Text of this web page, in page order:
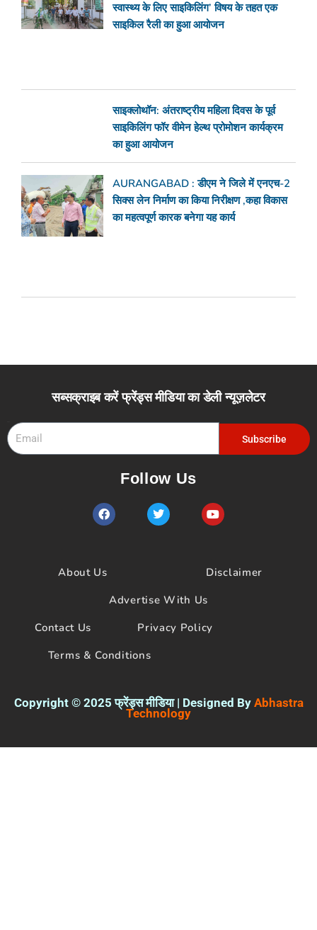
स्वास्थ्य के लिए साइकिलिंग’ विषय के तहत एक
साइकिल रैली का हुआ आयोजन
साइक्लोथॉन: अंतराष्ट्रीय महिला दिवस के पूर्व
साइकिलिंग फॉर वीमेन हेल्थ प्रोमोशन कार्यक्रम
का हुआ आयोजन
AURANGABAD : डीएम ने जिले में एनएच-2
सिक्स लेन निर्माण का किया निरीक्षण ,कहा विकास
का महत्वपूर्ण कारक बनेगा यह कार्य
सब्सक्राइब करें फ्रेंड्स मीडिया का डेली न्यूज़लेटर
Subscribe
Follow Us
F
a
c
o
T
w
i
Y
o
u
e
About Us
Disclaimer
Advertise With Us
Contact Us
Privacy Policy
Terms & Conditions
Copyright © 2025 फ्रेंड्स मीडिया | Designed By Abhastra
Technology